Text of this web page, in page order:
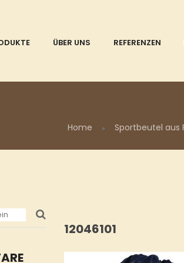
ÜBER UNS REFERENZEN
Home Sportbeutel aus
12046101